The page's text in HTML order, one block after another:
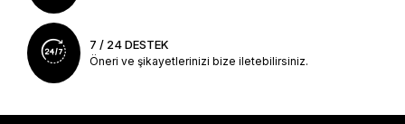
7 / 24 DESTEK
Öneri ve şikayetlerinizi bize iletebilirsiniz.